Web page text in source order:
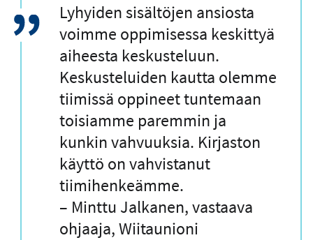
L
a
i
n
a
u
s
Lyhyiden sisältöjen ansiosta
voimme oppimisessa keskittyä
aiheesta keskusteluun.
Keskusteluiden kautta olemme
tiimissä oppineet tuntemaan
toisiamme paremmin ja
kunkin vahvuuksia. Kirjaston
käyttö on vahvistanut
tiimihenkeämme.
– Minttu Jalkanen, vastaava
ohjaaja, Wiitaunioni